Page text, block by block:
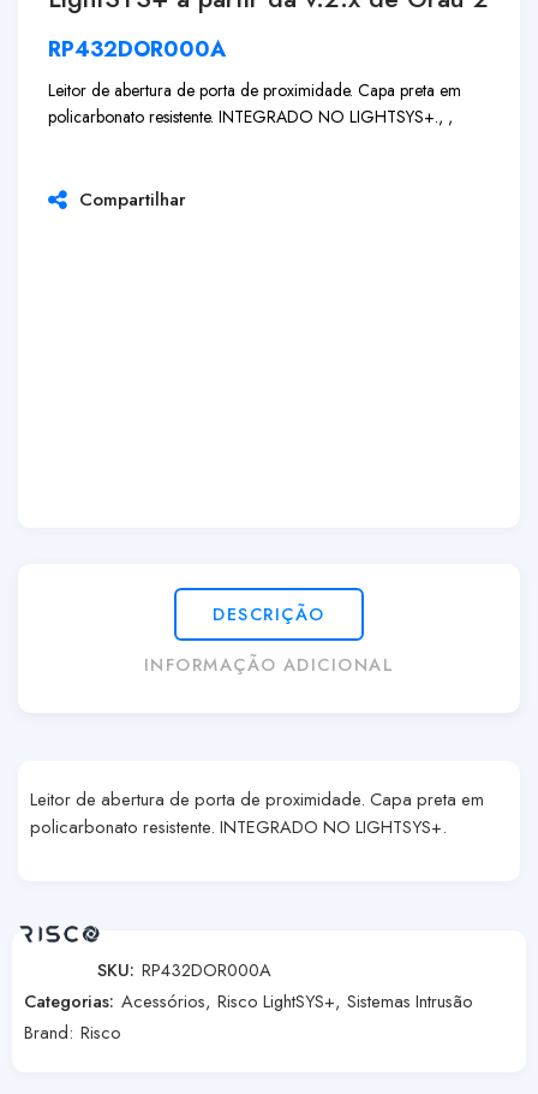
RP432DOR000A
Leitor de abertura de porta de proximidade. Capa preta em
policarbonato resistente. INTEGRADO NO LIGHTSYS+., ,
Compartilhar
DESCRIÇÃO
INFORMAÇÃO ADICIONAL
Leitor de abertura de porta de proximidade. Capa preta em
policarbonato resistente. INTEGRADO NO LIGHTSYS+.
SKU: RP432DOR000A
Categorias: Acessórios, Risco LightSYS+, Sistemas Intrusão
Brand: Risco